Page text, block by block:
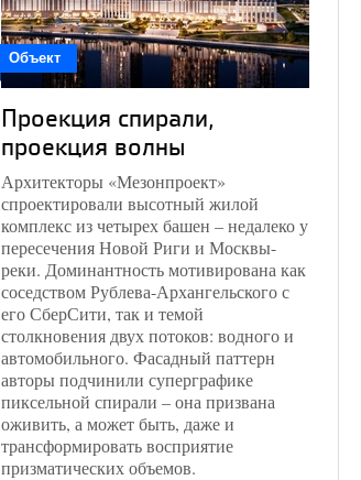
16 июля
Новый партнер Архи.ру –
бюро Архип
Объявлена полная
программа конференции
«Ниша. Архитекторы и
искусственный
интеллект»
13 июля
Архстояние 2026
объявило полную
программу фестиваля
Все новости
Объект
Проекция спирали,
проекция волны
Архитекторы «Мезонпроект»
спроектировали высотный жилой
комплекс из четырех башен – недалеко у
пересечения Новой Риги и Москвы-
реки. Доминантность мотивирована как
соседством Рублева-Архангельского с
его СберСити, так и темой
столкновения двух потоков: водного и
автомобильного. Фасадный паттерн
авторы подчинили суперграфике
пиксельной спирали – она призвана
оживить, а может быть, даже и
трансформировать восприятие
призматических объемов.